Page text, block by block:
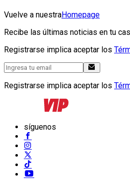
Vuelve a nuestraHomepage
Recibe las últimas noticias en tu
Registrarse implica aceptar los
Registrarse implica aceptar los
síguenos